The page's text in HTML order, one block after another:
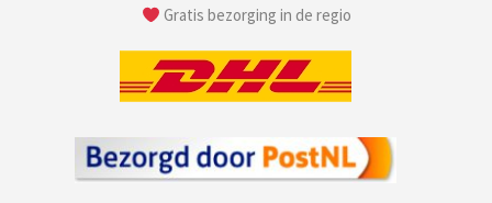
Gratis bezorging in de regio